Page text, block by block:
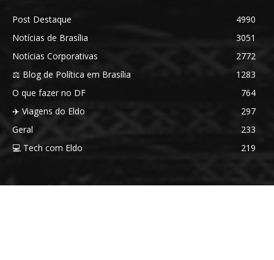
Post Destaque
4990
Notícias de Brasília
3051
Notícias Corporativas
2772
⚖️ Blog de Política em Brasília
1283
O que fazer no DF
764
✈️ Viagens do Eldo
297
Geral
233
💻 Tech com Eldo
219